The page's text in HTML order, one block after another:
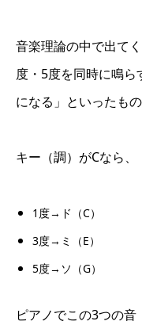
音楽理論の中で出て
度・5度を同時に鳴ら
になる」といったもの
キー（調）がCなら、
1度→ド（C）
3度→ミ（E）
5度→ソ（G）
ピアノでこの3つの